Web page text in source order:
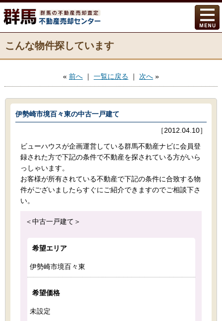
こんな物件探しています
« 前へ ｜ 一覧に戻る ｜ 次へ »
伊勢崎市境百々東の中古一戸建て
［2012.04.10］
ビューハウスが企画運営している群馬不動産ナビに会員登
録された方で下記の条件で不動産を探されている方がいら
っしゃいます。
お客様が所有されている不動産で下記の条件に合致する物
件がございましたらすぐにご紹介できますのでご相談下さ
い。
＜中古一戸建て＞
希望エリア
伊勢崎市境百々東
希望価格
未設定